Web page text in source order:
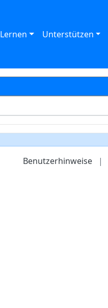
Lernen Unterstützen
Benutzerhinweise |